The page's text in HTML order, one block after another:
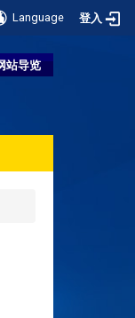
Language 登入
站导览